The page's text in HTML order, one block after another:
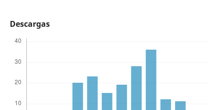
Descargas